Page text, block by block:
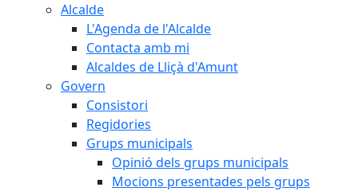
Alcalde
L'Agenda de l'Alcalde
Contacta amb mi
Alcaldes de Lliçà d'Amunt
Govern
Consistori
Regidories
Grups municipals
Opinió dels grups municipals
Mocions presentades pels grups